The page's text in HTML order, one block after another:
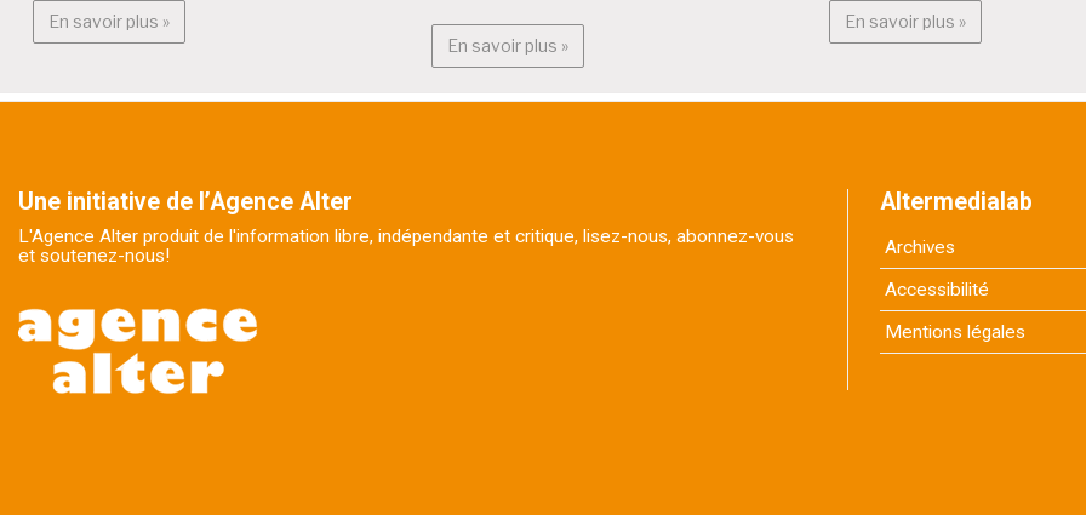
En savoir plus »En savoir plus : Alter Médialab
En savoir plus »En savoir plus : Projets citoyens
En savoir plus »En savoir plus :
Une initiative de l’Agence Alter
L'Agence Alter produit de l'information libre, indépendante et critique, lisez-nous, abonnez-vous
et soutenez-nous!
Altermedialab
Archives
Accessibilité
Mentions légales